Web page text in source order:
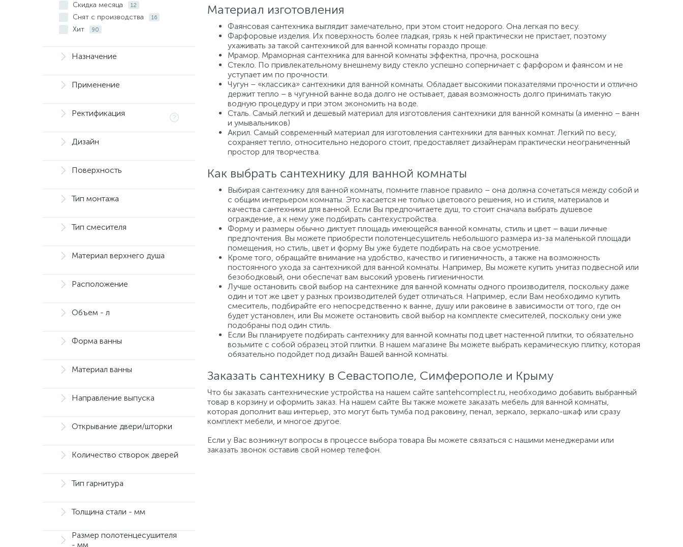
Скидка месяца 12
Снят с производства 16
Хит 90
Назначение
Применение
Ректификация
Дизайн
Поверхность
Тип монтажа
Тип смесителя
Материал верхнего душа
Расположение
Объем - л
Форма ванны
Материал ванны
Направление выпуска
Открывание двери/шторки
Количество створок дверей
Тип гарнитура
Толщина стали - мм
Размер полотенцесушителя
- мм
Материал изготовления
Фаянсовая сантехника выглядит замечательно, при этом стоит недорого. Она легкая по весу.
Фарфоровые изделия. Их поверхность более гладкая, грязь к ней практически не пристает, поэтому
ухаживать за такой сантехникой для ванной комнаты гораздо проще.
Мрамор. Мраморная сантехника для ванной комнаты эффектна, прочна, роскошна
Стекло. По привлекательному внешнему виду стекло успешно соперничает с фарфором и фаянсом и не
уступает им по прочности.
Чугун – «классика» сантехники для ванной комнаты. Обладает высокими показателями прочности и отлично
держит тепло – в чугунной ванне вода долго не остывает, давая возможность долго принимать такую
водную процедуру и при этом экономить на воде.
Сталь. Самый легкий и дешевый материал для изготовления сантехники для ванной комнаты (а именно – ванн
и умывальников)
Акрил. Самый современный материал для изготовления сантехники для ванных комнат. Легкий по весу,
сохраняет тепло, относительно недорого стоит, предоставляет дизайнерам практически неограниченный
простор для творчества.
Как выбрать сантехнику для ванной комнаты
Выбирая сантехнику для ванной комнаты, помните главное правило – она должна сочетаться между собой и
с общим интерьером комнаты. Это касается не только цветового решения, но и стиля, материалов и
качества сантехники для ванной. Если Вы предпочитаете душ, то стоит сначала выбрать душевое
ограждение, а к нему уже подбирать сантехустройства.
Форму и размеры обычно диктует площадь имеющейся ванной комнаты, стиль и цвет – ваши личные
предпочтения. Вы можете приобрести полотенцесушитель небольшого размера из-за маленькой площади
помещения, но стиль, цвет и форму Вы уже будете подбирать на свое усмотрение.
Кроме того, обращайте внимание на удобство, качество и гигиеничность, а также на возможность
постоянного ухода за сантехникой для ванной комнаты. Например, Вы можете купить унитаз подвесной или
безободковый, они обеспечат вам высокий уровень гигиеничности.
Лучше остановить свой выбор на сантехнике для ванной комнаты одного производителя, поскольку даже
один и тот же цвет у разных производителей будет отличаться. Например, если Вам необходимо купить
смеситель, подбирайте его непосредственно к ванне, душу или раковине в зависимости от того, где он
будет установлен, или Вы можете остановить свой выбор на комплекте смесителей, поскольку они уже
подобраны под один стиль.
Если Вы планируете подбирать сантехнику для ванной комнаты под цвет настенной плитки, то обязательно
возьмите с собой образец этой плитки. В нашем магазине Вы можете выбрать керамическую плитку, которая
обязательно подойдет под дизайн Вашей ванной комнаты.
Заказать сантехнику в Севастополе, Симферополе и Крыму
Что бы заказать сантехнические устройства на нашем сайте santehcomplect.ru, необходимо добавить выбранный
товар в корзину и оформить заказ. На нашем сайте Вы также можете заказать мебель для ванной комнаты,
которая дополнит ваш интерьер, это могут быть тумба под раковину, пенал, зеркало, зеркало-шкаф или сразу
комплект мебели, и многое другое.
Если у Вас возникнут вопросы в процессе выбора товара Вы можете связаться с нашими менеджерами или
заказать звонок оставив свой номер телефон.